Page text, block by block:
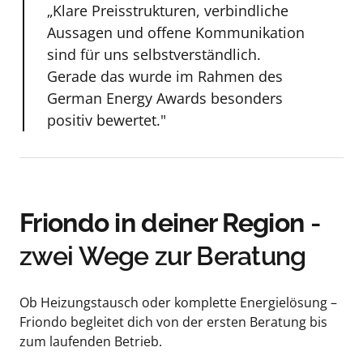
„Klare Preisstrukturen, verbindliche
Aussagen und offene Kommunikation
sind für uns selbstverständlich.
Gerade das wurde im Rahmen des
German Energy Awards besonders
positiv bewertet."
Friondo in deiner Region -
zwei Wege zur Beratung
Ob Heizungstausch oder komplette Energielösung –
Friondo begleitet dich von der ersten Beratung bis
zum laufenden Betrieb.